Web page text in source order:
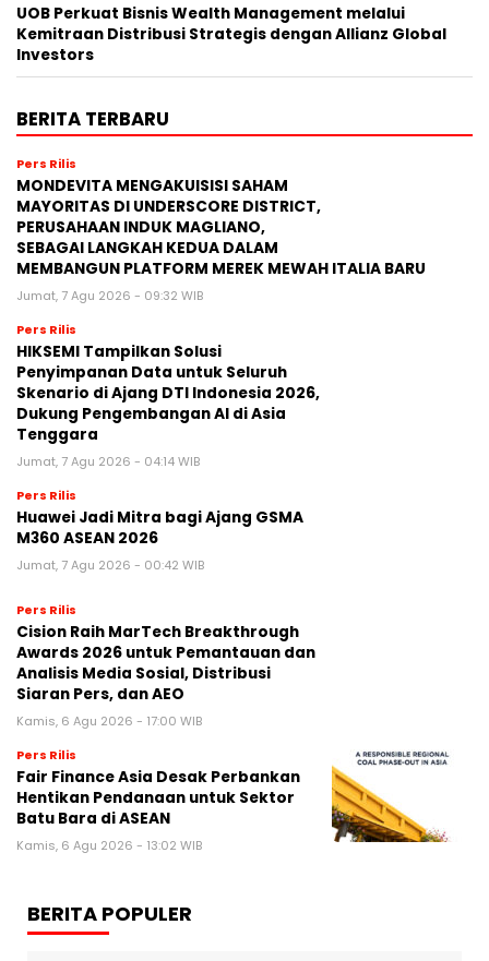
UOB Perkuat Bisnis Wealth Management melalui
Kemitraan Distribusi Strategis dengan Allianz Global
Investors
BERITA TERBARU
Pers Rilis
MONDEVITA MENGAKUISISI SAHAM
MAYORITAS DI UNDERSCORE DISTRICT,
PERUSAHAAN INDUK MAGLIANO,
SEBAGAI LANGKAH KEDUA DALAM
MEMBANGUN PLATFORM MEREK MEWAH ITALIA BARU
Jumat, 7 Agu 2026 - 09:32 WIB
Pers Rilis
HIKSEMI Tampilkan Solusi
Penyimpanan Data untuk Seluruh
Skenario di Ajang DTI Indonesia 2026,
Dukung Pengembangan AI di Asia
Tenggara
Jumat, 7 Agu 2026 - 04:14 WIB
Pers Rilis
Huawei Jadi Mitra bagi Ajang GSMA
M360 ASEAN 2026
Jumat, 7 Agu 2026 - 00:42 WIB
Pers Rilis
Cision Raih MarTech Breakthrough
Awards 2026 untuk Pemantauan dan
Analisis Media Sosial, Distribusi
Siaran Pers, dan AEO
Kamis, 6 Agu 2026 - 17:00 WIB
Pers Rilis
Fair Finance Asia Desak Perbankan
Hentikan Pendanaan untuk Sektor
Batu Bara di ASEAN
Kamis, 6 Agu 2026 - 13:02 WIB
BERITA POPULER